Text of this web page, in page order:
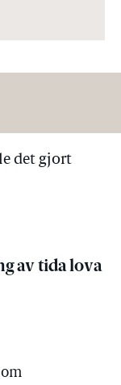
det gjort
av tida lova